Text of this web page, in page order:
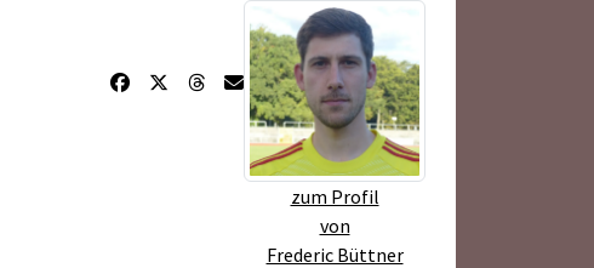
zum Profil
von
Frederic Büttner